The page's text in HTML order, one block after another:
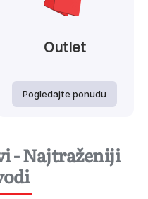
Outlet
Pogledajte ponudu
- Najtraženiji